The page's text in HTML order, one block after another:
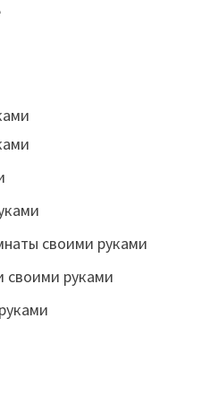
своими руками
своими руками